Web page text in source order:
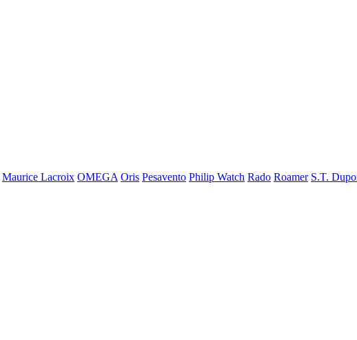
Maurice Lacroix OMEGA Oris Pesavento Philip Watch Rado Roamer S.T.